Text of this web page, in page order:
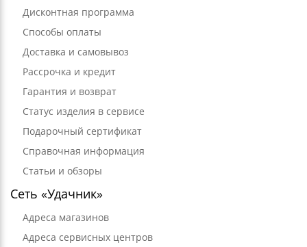
Дисконтная программа
Способы оплаты
Доставка и самовывоз
Рассрочка и кредит
Гарантия и возврат
Статус изделия в сервисе
Подарочный сертификат
Справочная информация
Статьи и обзоры
Сеть «Удачник»
Адреса магазинов
Адреса сервисных центров